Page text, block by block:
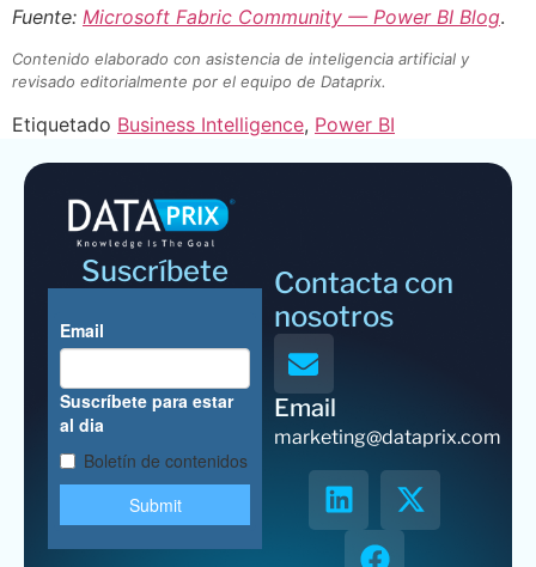
Fuente: Microsoft Fabric Community — Power BI Blog.
Contenido elaborado con asistencia de inteligencia artificial y
revisado editorialmente por el equipo de Dataprix.
Etiquetado Business Intelligence, Power BI
Suscríbete
Contacta con
nosotros
Email
marketing@dataprix.com